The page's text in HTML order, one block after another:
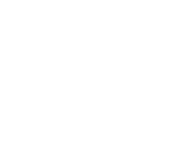
то не банального.